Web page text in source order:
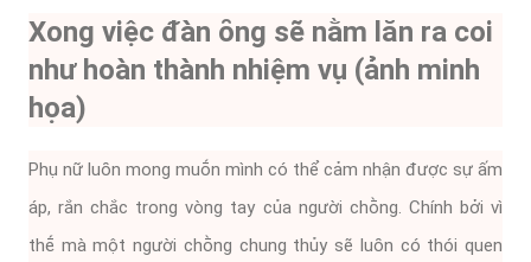
Xong việc ᵭàn ȏng sẽ nằm lăn ra coi
như hoàn thành nhiệm vụ (ảnh minh
họa)
Phụ nữ luȏn mong muṓn mình có thể cảm nhận ᵭược sự ấm
áp, rắn chắc trong vòng tay của người chṑng. Chính bởi vì
thḗ mà một người chṑng chung thủy sẽ luȏn có thói quen